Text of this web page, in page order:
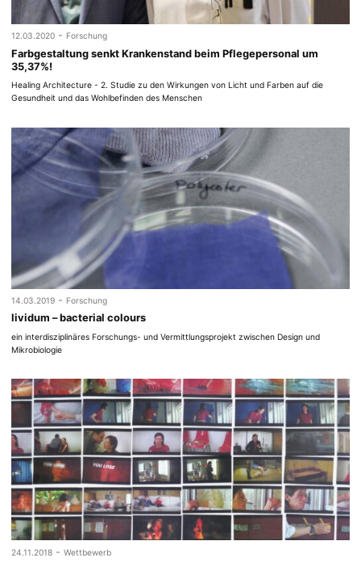
12.03.2020 - Forschung
Farbgestaltung senkt Krankenstand beim Pflegepersonal um
35,37%!
Healing Architecture - 2. Studie zu den Wirkungen von Licht und Farben auf die
Gesundheit und das Wohlbefinden des Menschen
14.03.2019 - Forschung
lividum – bacterial colours
ein interdisziplinäres Forschungs- und Vermittlungsprojekt zwischen Design und
Mikrobiologie
24.11.2018 - Wettbewerb